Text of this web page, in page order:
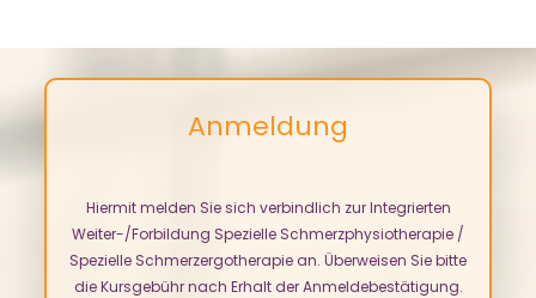
Anmeldung
Hiermit melden Sie sich verbindlich zur Integrierten
Weiter-/Forbildung Spezielle Schmerzphysiotherapie /
Spezielle Schmerzergotherapie an. Überweisen Sie bitte
die Kursgebühr nach Erhalt der Anmeldebestätigung.